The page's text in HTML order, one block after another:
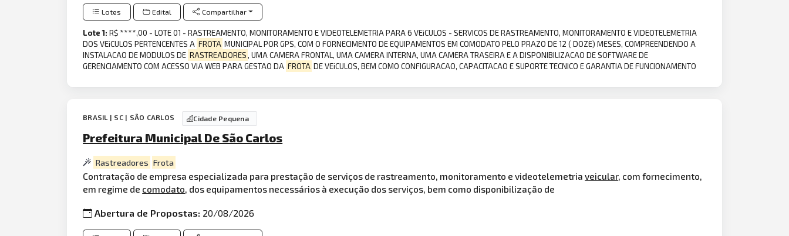
Lotes Edital Compartilhar
Lote 1:R$ ****,00 - LOTE 01 - RASTREAMENTO, MONITORAMENTO E VIDEOTELEMETRIA PARA 6 VEiCULOS - SERVICOS DE RASTREAMENTO, MONITORAMENTO E VIDEOTELEMETRIA
DOS VEiCULOS PERTENCENTES A FROTA MUNICIPAL POR GPS, COM O FORNECIMENTO DE EQUIPAMENTOS EM COMODATO PELO PRAZO DE 12 ( DOZE) MESES, COMPREENDENDO A
INSTALACAO DE MODULOS DE RASTREADORES, UMA CAMERA FRONTAL, UMA CAMERA INTERNA, UMA CAMERA TRASEIRA E A DISPONIBILIZACAO DE SOFTWARE DE
GERENCIAMENTO COM ACESSO VIA WEB PARA GESTAO DA FROTA DE VEiCULOS, BEM COMO CONFIGURACAO, CAPACITACAO E SUPORTE TECNICO E GARANTIA DE FUNCIONAMENTO
BRASIL | SC | SÃO CARLOS Cidade Pequena
Prefeitura Municipal De São Carlos
Rastreadores Frota
Contratação de empresa especializada para prestação de serviços de rastreamento, monitoramento e videotelemetriaveicular, com fornecimento,
em regime de comodato, dos equipamentos necessários à execução dos serviços, bem como disponibilização de
Abertura de Propostas: 20/08/2026